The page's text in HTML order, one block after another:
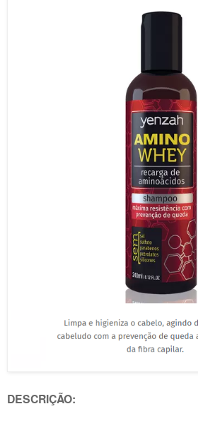
DESCRIÇÃO: